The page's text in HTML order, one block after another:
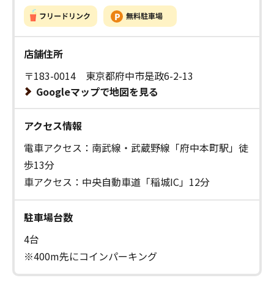
店舗住所
〒183-0014 東京都府中市是政6-2-13
Googleマップで地図を見る
アクセス情報
電車アクセス：南武線・武蔵野線「府中本町駅」徒
歩13分
車アクセス：中央自動車道「稲城IC」12分
駐車場台数
4台
※400m先にコインパーキング